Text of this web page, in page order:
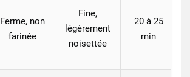
Ferme, non
farinée
Fine,
légèrement
noisettée
20 à 25
min